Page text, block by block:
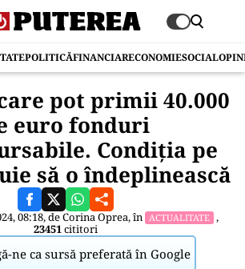
POLITICĂFINANCIARECONOMIESOCIAL
pot primii 40.000
euro fonduri
Condiția pe
să o îndeplinească
08:18, deCorina Oprea, în ACTUALITATE ,
23451cititori
ne ca sursă preferată în Google